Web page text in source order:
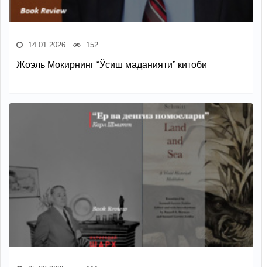
14.01.2026 152
Жоэль Мокирнинг “Ўсиш маданияти” китоби